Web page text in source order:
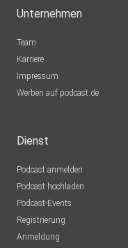
Unternehmen
Team
Karriere
Impressum
Werben auf podcast.de
Dienst
Podcast anmelden
Podcast hochladen
Podcast-Events
Registrierung
Anmeldung